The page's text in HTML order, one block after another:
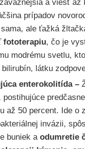
a viesť až
prípadov
ale ťažká
fototerapiu, čo je
modrému svetlu,
látku
enterokolitída –
postihujúce
až 50 percent. Ide o
invázii,
buniek a odumretie